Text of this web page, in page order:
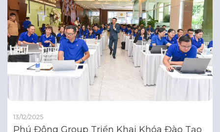
13/12/2025
Phú Đông Group Triển Khai Khóa Đào Tạo